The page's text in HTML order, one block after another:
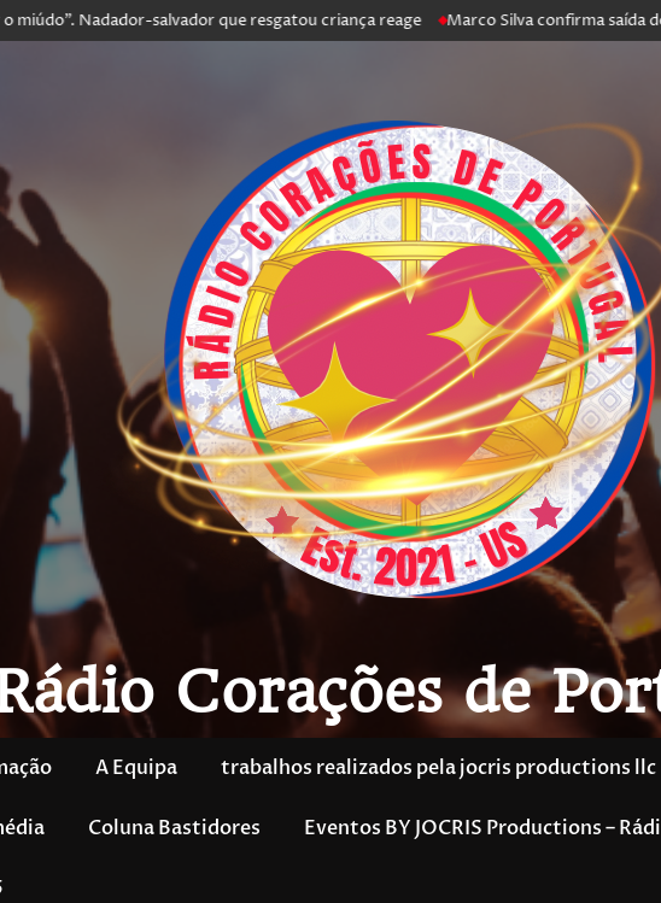
Nadador-salvador que resgatou criança reage Marco Silva confirma saída de
Corações de
A Equipa trabalhos realizados pela jocris productions llc
Coluna Bastidores Eventos BY JOCRIS Productions –